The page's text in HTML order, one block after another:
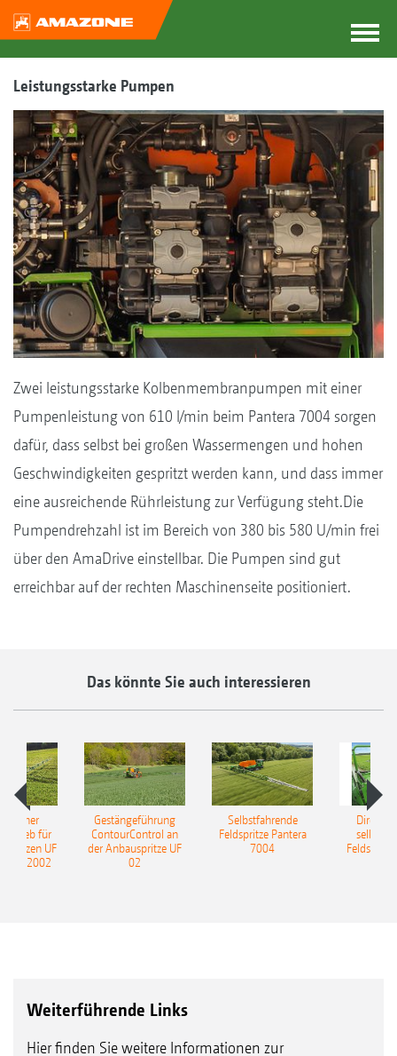
Leistungsstarke Pumpen
Zwei leistungsstarke Kolbenmembranpumpen mit einer
Pumpenleistung von 610 l/min beim Pantera 7004 sorgen
dafür, dass selbst bei großen Wassermengen und hohen
Geschwindigkeiten gespritzt werden kann, und dass immer
eine ausreichende Rührleistung zur Verfügung steht.Die
Pumpendrehzahl ist im Bereich von 380 bis 580 U/min frei
über den AmaDrive einstellbar. Die Pumpen sind gut
erreichbar auf der rechten Maschinenseite positioniert.
Das könnte Sie auch interessieren
für
UF
UF 2002
Gestängeführung
ContourControl an
der Anbauspritze UF
02
Selbstfahrende
Feldspritze Pantera
7004
Weiterführende Links
Hier finden Sie weitere Informationen zur